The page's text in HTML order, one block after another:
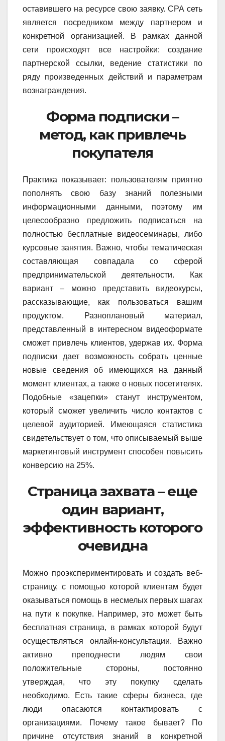
оставившего на ресурсе свою заявку. СРА сеть
является посредником между партнером и
конкретной организацией. В рамках данной
сети происходят все настройки: создание
партнерской ссылки, ведение статистики по
ряду произведенных действий и параметрам
вознаграждения.
Форма подписки –
метод, как привлечь
покупателя
Практика показывает: пользователям приятно
пополнять свою базу знаний полезными
информационными данными, поэтому им
целесообразно предложить подписаться на
полностью бесплатные видеосеминары, либо
курсовые занятия. Важно, чтобы тематическая
составляющая совпадала со сферой
предпринимательской деятельности. Как
вариант – можно представить видеокурсы,
рассказывающие, как пользоваться вашим
продуктом. Разноплановый материал,
представленный в интересном видеоформате
сможет привлечь клиентов, удержав их. Форма
подписки дает возможность собрать ценные
новые сведения об имеющихся на данный
момент клиентах, а также о новых посетителях.
Подобные «зацепки» станут инструментом,
который сможет увеличить число контактов с
целевой аудиторией. Имеющаяся статистика
свидетельствует о том, что описываемый выше
маркетинговый инструмент способен повысить
конверсию на 25%.
Страница захвата – еще
один вариант,
эффективность которого
очевидна
Можно проэкспериментировать и создать веб-
страницу, с помощью которой клиентам будет
оказываться помощь в несмелых первых шагах
на пути к покупке. Например, это может быть
бесплатная страница, в рамках которой будут
осуществляться онлайн-консультации. Важно
активно преподнести людям свои
положительные стороны, постоянно
утверждая, что эту покупку сделать
необходимо. Есть такие сферы бизнеса, где
люди опасаются контактировать с
организациями. Почему такое бывает? По
причине отсутствия знаний в конкретной